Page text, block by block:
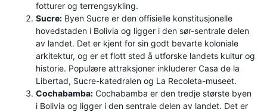
fotturer og terrengsykling.
Sucre: Byen Sucre er den offisielle konstitusjonelle
hovedstaden i Bolivia og ligger i den sør-sentrale delen
av landet. Det er kjent for sin godt bevarte koloniale
arkitektur, og er et flott sted å utforske landets kultur og
historie. Populære attraksjoner inkluderer Casa de la
Libertad, Sucre-katedralen og La Recoleta-museet.
Cochabamba: Cochabamba er den tredje største byen
i Bolivia og ligger i den sentrale delen av landet. Det er